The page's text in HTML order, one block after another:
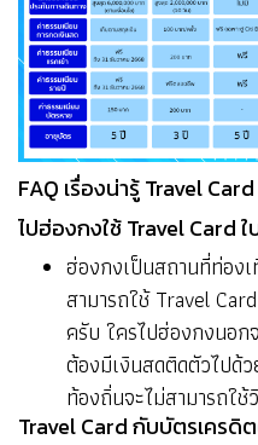
FAQ เรื่องน่ารู้ Travel Card
ไปฮ่องกงใช้ Travel Card
ฮ่องกงเป็นสถานที่ท่อง
สามารถใช้ Travel
ครับ ใครไปฮ่องกงนอ
ต้องมีเงินสดติดตัวไปด้
ท้องถิ่นจะไม่สามารถใ
Travel Card กับบัตรเครดิ